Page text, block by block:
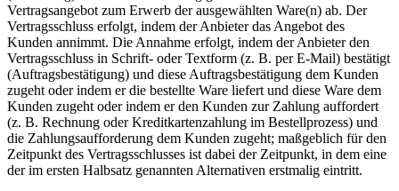
Vertragsangebot zum Erwerb der ausgewählten Ware(n) ab. Der
Vertragsschluss erfolgt, indem der Anbieter das Angebot des
Kunden annimmt. Die Annahme erfolgt, indem der Anbieter den
Vertragsschluss in Schrift- oder Textform (z. B. per E-Mail) bestätigt
(Auftragsbestätigung) und diese Auftragsbestätigung dem Kunden
zugeht oder indem er die bestellte Ware liefert und diese Ware dem
Kunden zugeht oder indem er den Kunden zur Zahlung auffordert
(z. B. Rechnung oder Kreditkartenzahlung im Bestellprozess) und
die Zahlungsaufforderung dem Kunden zugeht; maßgeblich für den
Zeitpunkt des Vertragsschlusses ist dabei der Zeitpunkt, in dem eine
der im ersten Halbsatz genannten Alternativen erstmalig eintritt.